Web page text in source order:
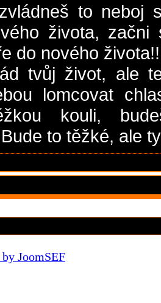
to neboj
života,
do nového
tvůj život, ale
lomcovat
kouli,
to těžké, ale
JoomSEF